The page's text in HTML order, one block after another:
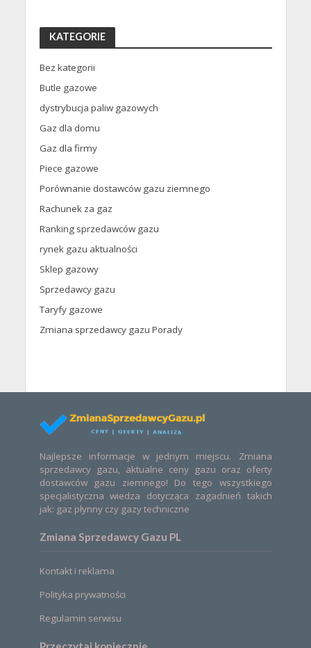
KATEGORIE
Bez kategorii
Butle gazowe
dystrybucja paliw gazowych
Gaz dla domu
Gaz dla firmy
Piece gazowe
Porównanie dostawców gazu ziemnego
Rachunek za gaz
Ranking sprzedawców gazu
rynek gazu aktualności
Sklep gazowy
Sprzedawcy gazu
Taryfy gazowe
Zmiana sprzedawcy gazu Porady
Najlepsze informacje w jednym miejscu. Zmiana
sprzedawcy gazu, aktualne ceny gazu oraz oferty
dostawców gazu ziemnego! Do tego wszystkiego
specjalistyczna wiedza dotycząca zagadnień takich
jak: gaz płynny czy gazy techniczne
Zmiana Sprzedawcy Gazu PL
Kontakt i reklama
Polityka prywatności
Regulamin serwisu